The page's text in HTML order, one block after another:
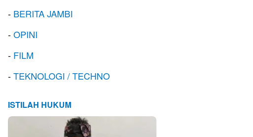
- BERITA JAMBI
-OPINI
- FILM
-TEKNOLOGI / TECHNO
ISTILAH HUKUM